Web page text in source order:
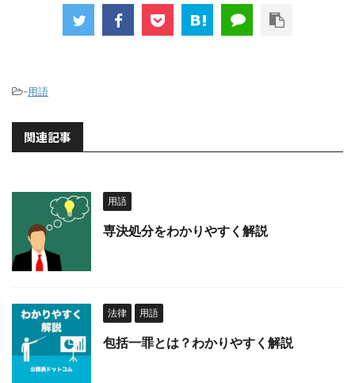
-用語
関連記事
用語
専決処分をわかりやすく解説
法律 用語
包括一罪とは？わかりやすく解説